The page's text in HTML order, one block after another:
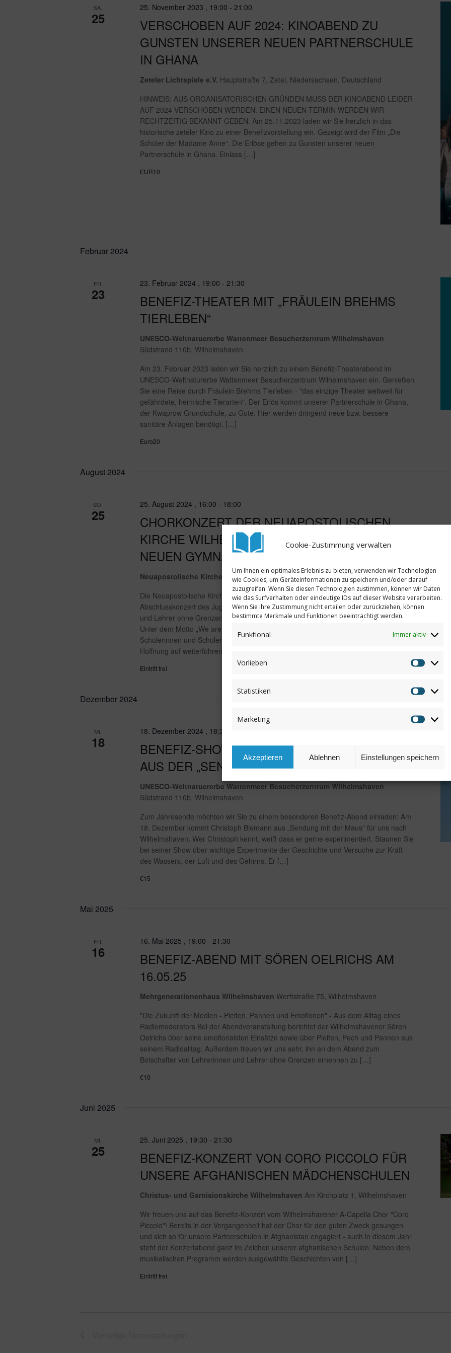
Cookie-Zustimmung verwalten
Um Ihnen ein optimales Erlebnis zu bieten, verwenden wir Technologien
wie Cookies, um Geräteinformationen zu speichern und/oder darauf
zuzugreifen. Wenn Sie diesen Technologien zustimmen, können wir Daten
wie das Surfverhalten oder eindeutige IDs auf dieser Website verarbeiten.
Wenn Sie ihre Zustimmung nicht erteilen oder zurückziehen, können
bestimmte Merkmale und Funktionen beeinträchtigt werden.
Funktional Immer aktiv
Vorlieben
Statistiken
Marketing
Akzeptieren Ablehnen Einstellungen speichern
SA.
25
VERSCHOBEN AUF 2024: KINOABEND ZU
GUNSTEN UNSERER NEUEN PARTNERSCHULE
IN GHANA
25. November 2023 , 19:00 -21:00
Zeteler Lichtspiele e.V. Hauptstraße 7, Zetel, Niedersachsen, Deutschland
HINWEIS: AUS ORGANISATORISCHEN GRÜNDEN MUSS DER KINOABEND LEIDER
AUF 2024 VERSCHOBEN WERDEN. EINEN NEUEN TERMIN WERDEN WIR
RECHTZEITIG BEKANNT GEBEN. Am 25.11.2023 laden wir Sie herzlich in das
historische zeteler Kino zu einer Benefizvorstellung ein. Gezeigt wird der Film „Die
Schüler der Madame Anne“. Die Erlöse gehen zu Gunsten unserer neuen
Partnerschule in Ghana. Einlass […]
EUR10
Februar 2024
FR.
23
BENEFIZ-THEATER MIT „FRÄULEIN BREHMS
TIERLEBEN“
23. Februar 2024 , 19:00 -21:30
UNESCO-Weltnatuererbe Wattenmeer Besucherzentrum Wilhelmshaven
Südstrand 110b, Wilhelmshaven
Am 23. Februar 2023 laden wir Sie herzlich zu einem Benefiz-Theaterabend im
UNESCO-Weltnaturerbe Wattenmeer Besucherzentrum Wilhelmshaven ein. Genießen
Sie eine Reise durch Fräulein Brehms Tierleben - "das einzige Theater weltweit für
gefährdete, heimische Tierarten". Der Erlös kommt unserer Partnerschule in Ghana,
der Kwaprow Grundschule, zu Gute. Hier werden dringend neue bzw. bessere
sanitäre Anlagen benötigt. […]
Euro20
August 2024
SO.
25
CHORKONZERT DER NEUAPOSTOLISCHEN
KIRCHE WILHELMSHAVEN ZU GUNSTEN DES
NEUEN GYMNASIUMS IN MOMBASA
25. August 2024 , 16:00 - 18:00
Neuapostolische Kirche Wilhelmshaven Salzastraße 73, Wilhelmshaven
Die Neuapostolische Kirche Wilhelmshaven veranstaltet am 25. August ein
Abschlusskonzert des Jugendsingwochenendes 2024 zu Gunsten von Lehrerinnen
und Lehrer ohne Grenzen.
Unter dem Motto „We are the world“ werden sich 100 Jugendliche für unsere
Schülerinnen und Schüler im „Neuen Gymnasium Mombasa“ einsetzen und ihnen die
Hoffnung auf weiterführende Bildung und somit eine bessere Zukunft geben.
Eintritt frei
Dezember 2024
MI.
18
BENEFIZ-SHOW MIT CHRISTOPH BIEMANN
AUS DER „SENDUNG MIT DER MAUS“
18. Dezember 2024 , 18:30
UNESCO-Weltnatuererbe Wattenmeer Besucherzentrum Wilhelmshaven
Südstrand 110b, Wilhelmshaven
Zum Jahresende möchten wir Sie zu einem besonderen Benefiz-Abend einladen: Am
18. Dezember kommt Christoph Biemann aus „Sendung mit der Maus“ für uns nach
Wilhelmshaven. Wer Christoph kennt, weiß dass er gerne experimentiert. Staunen Sie
bei seiner Show über wichtige Experimente der Geschichte und Versuche zur Kraft
des Wassers, der Luft und des Gehirns. Er […]
€15
Mai 2025
FR.
16
BENEFIZ-ABEND MIT SÖREN OELRICHS AM
16.05.25
16. Mai 2025 , 19:00 -21:30
Mehrgenerationenhaus WilhelmshavenWerftstraße 75, Wilhelmshaven
"Die Zukunft der Medien - Pleiten, Pannen und Emotionen" - Aus dem Alltag eines
Radiomoderators Bei der Abendveranstaltung berichtet der Wilhelmshavener Sören
Oelrichs über seine emotionalsten Einsätze sowie über Pleiten, Pech und Pannen aus
seinem Radioalltag. Außerdem freuen wir uns sehr, ihn an dem Abend zum
Botschafter von Lehrerinnen und Lehrer ohne Grenzen ernennen zu […]
€10
Juni 2025
MI.
25
BENEFIZ-KONZERT VON CORO PICCOLO FÜR
UNSERE AFGHANISCHEN MÄDCHENSCHULEN
25. Juni 2025 , 19:30 -21:30
Christus- und Garnisionskirche WilhelmshavenAm Kirchplatz 1, Wilhelmshaven
Wir freuen uns auf das Benefiz-Konzert vom Wilhelmshavener A-Capella Chor "Coro
Piccolo"! Bereits in der Vergangenheit hat der Chor für den guten Zweck gesungen
und sich so für unsere Partnerschulen in Afghanistan engagiert - auch in diesem Jahr
steht der Konzertabend ganz im Zeichen unserer afghanischen Schulen. Neben dem
musikalischen Programm werden ausgewählte Geschichten von […]
Eintritt frei